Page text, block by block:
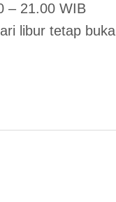
– 21.00 WIB
libur tetap buka